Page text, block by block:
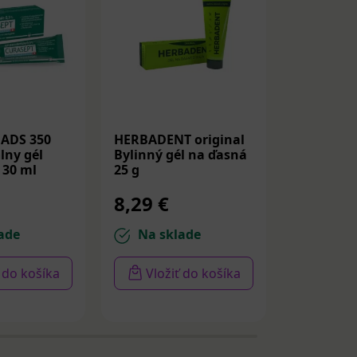
350
gél
30 ml
košíka
HERBADENT original
Bylinný gél na ďasná
25 g
8,29 €
Na sklade
Vložiť do košíka